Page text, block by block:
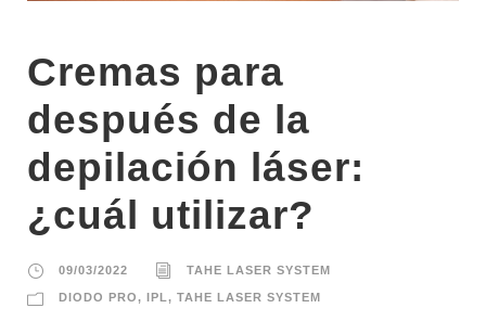
Cremas para
después de la
depilación láser:
¿cuál utilizar?
09/03/2022 TAHE LASER SYSTEM
DIODO PRO, IPL , TAHE LASER SYSTEM